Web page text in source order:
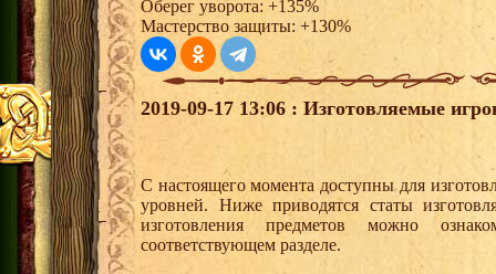
Оберег уворота: +135%
Мастерство защиты: +130%
2019-09-17 13:06 : Изготовляемые
С настоящего момента доступны для
уровней. Ниже приводятся статы
изготовления предметов можно
соответствующем разделе.